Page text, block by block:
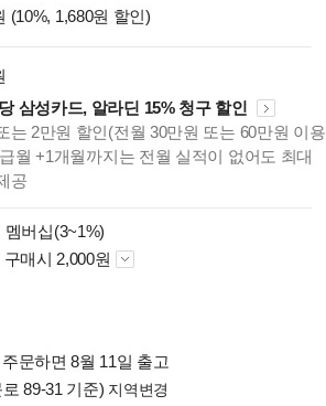
(10%, 1,680원 할인)
삼성카드, 알라딘 15% 청구 할인
는 2만원 할인(전월 30만원 또는 60만원 이용
월 +1개월까지는 전월 실적이 없어도 최대
공
멤버십(3~1%)
매시 2,000원
문하면 8월 11일 출고
89-31 기준) 지역변경